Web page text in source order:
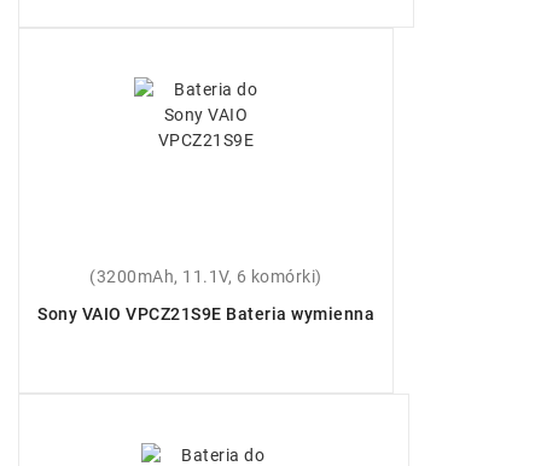
(3200mAh, 11.1V, 6 komórki)
Sony VAIO VPCZ21S9E Bateria wymienna